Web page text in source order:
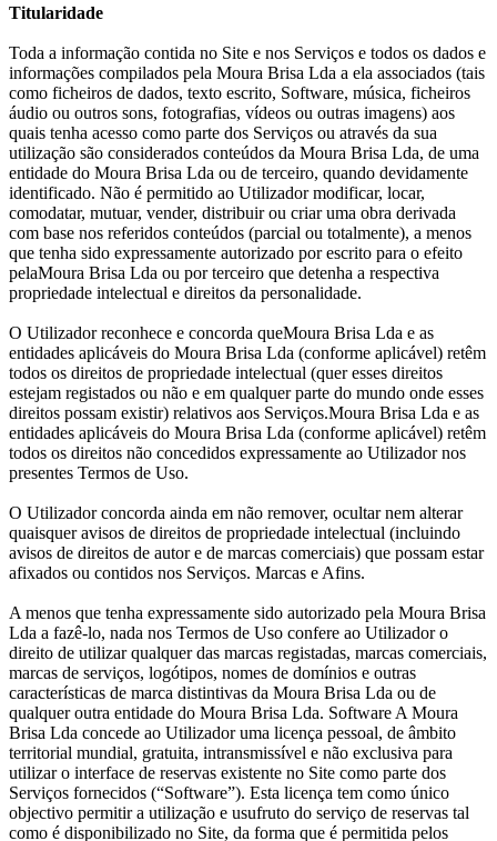
Titularidade
Toda a informação contida no Site e nos Serviços e todos os dados e
informações compilados pela Moura Brisa Lda a ela associados (tais
como ficheiros de dados, texto escrito, Software, música, ficheiros
áudio ou outros sons, fotografias, vídeos ou outras imagens) aos
quais tenha acesso como parte dos Serviços ou através da sua
utilização são considerados conteúdos da Moura Brisa Lda, de uma
entidade do Moura Brisa Lda ou de terceiro, quando devidamente
identificado. Não é permitido ao Utilizador modificar, locar,
comodatar, mutuar, vender, distribuir ou criar uma obra derivada
com base nos referidos conteúdos (parcial ou totalmente), a menos
que tenha sido expressamente autorizado por escrito para o efeito
pelaMoura Brisa Lda ou por terceiro que detenha a respectiva
propriedade intelectual e direitos da personalidade.
O Utilizador reconhece e concorda queMoura Brisa Lda e as
entidades aplicáveis do Moura Brisa Lda (conforme aplicável) retêm
todos os direitos de propriedade intelectual (quer esses direitos
estejam registados ou não e em qualquer parte do mundo onde esses
direitos possam existir) relativos aos Serviços.Moura Brisa Lda e as
entidades aplicáveis do Moura Brisa Lda (conforme aplicável) retêm
todos os direitos não concedidos expressamente ao Utilizador nos
presentes Termos de Uso.
O Utilizador concorda ainda em não remover, ocultar nem alterar
quaisquer avisos de direitos de propriedade intelectual (incluindo
avisos de direitos de autor e de marcas comerciais) que possam estar
afixados ou contidos nos Serviços. Marcas e Afins.
A menos que tenha expressamente sido autorizado pela Moura Brisa
Lda a fazê-lo, nada nos Termos de Uso confere ao Utilizador o
direito de utilizar qualquer das marcas registadas, marcas comerciais,
marcas de serviços, logótipos, nomes de domínios e outras
características de marca distintivas da Moura Brisa Lda ou de
qualquer outra entidade do Moura Brisa Lda. Software A Moura
Brisa Lda concede ao Utilizador uma licença pessoal, de âmbito
territorial mundial, gratuita, intransmissível e não exclusiva para
utilizar o interface de reservas existente no Site como parte dos
Serviços fornecidos (“Software”). Esta licença tem como único
objectivo permitir a utilização e usufruto do serviço de reservas tal
como é disponibilizado no Site, da forma que é permitida pelos